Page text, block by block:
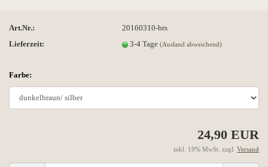
Art.Nr.:
20160310-brs
Lieferzeit:
3-4 Tage(Ausland abweichend)
Farbe:
24,90 EUR
inkl. 19% MwSt. zzgl. Versand